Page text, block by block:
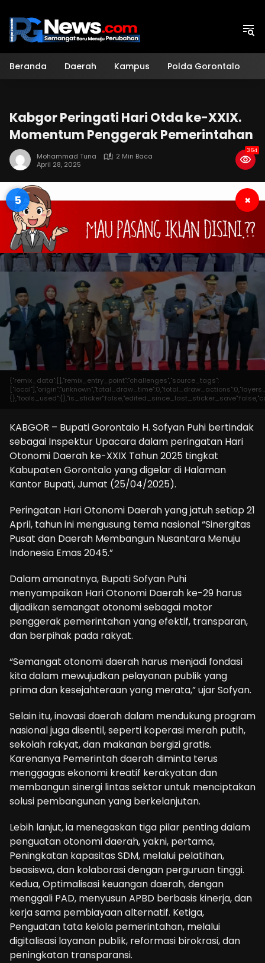
konten
Beranda Daerah Kampus Polda Gorontalo
Kabgor Peringati Hari Otda ke-XXIX.
Momentum Penggerak Pemerintahan
Mohammad Tuna
2 Min Baca
April 28, 2025
364
4 ×
{"remix_data":[],"remix_entry_point":"challenges","source_tags":
KABGOR – Bupati Gorontalo H. Sofyan Puhi bertindak
sebagai Inspektur Upacara dalam peringatan Hari
Otonomi Daerah ke-XXIX Tahun 2025 tingkat
Kabupaten Gorontalo yang digelar di Halaman
Kantor Bupati, Jumat (25/04/2025).
Peringatan Hari Otonomi Daerah yang jatuh setiap 21
April, tahun ini mengusung tema nasional “Sinergitas
Pusat dan Daerah Membangun Nusantara Menuju
Indonesia Emas 2045.”
Dalam amanatnya, Bupati Sofyan Puhi
menyampaikan Hari Otonomi Daerah ke-29 harus
dijadikan semangat otonomi sebagai motor
penggerak pemerintahan yang efektif, transparan,
dan berpihak pada rakyat.
“Semangat otonomi daerah harus menjadi fondasi
kita dalam mewujudkan pelayanan publik yang
prima dan kesejahteraan yang merata,” ujar Sofyan.
Selain itu, inovasi daerah dalam mendukung program
nasional juga disentil, seperti koperasi merah putih,
sekolah rakyat, dan makanan bergizi gratis.
Karenanya Pemerintah daerah diminta terus
menggagas ekonomi kreatif kerakyatan dan
membangun sinergi lintas sektor untuk menciptakan
solusi pembangunan yang berkelanjutan.
Lebih lanjut, ia menegaskan tiga pilar penting dalam
penguatan otonomi daerah, yakni, pertama,
Peningkatan kapasitas SDM, melalui pelatihan,
beasiswa, dan kolaborasi dengan perguruan tinggi.
Kedua, Optimalisasi keuangan daerah, dengan
menggali PAD, menyusun APBD berbasis kinerja, dan
kerja sama pembiayaan alternatif. Ketiga,
Penguatan tata kelola pemerintahan, melalui
digitalisasi layanan publik, reformasi birokrasi, dan
peningkatan transparansi.